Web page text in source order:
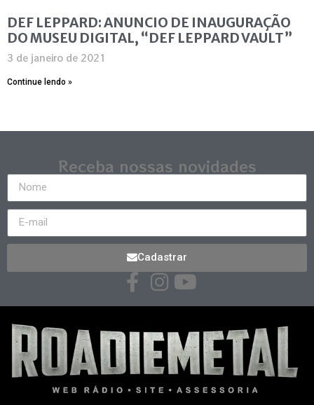
DEF LEPPARD: ANUNCIO DE INAUGURAÇÃO
DO MUSEU DIGITAL, “DEF LEPPARD VAULT”
3 de janeiro de 2021
Continue lendo »
Receba nossas novidades
Cadastrar